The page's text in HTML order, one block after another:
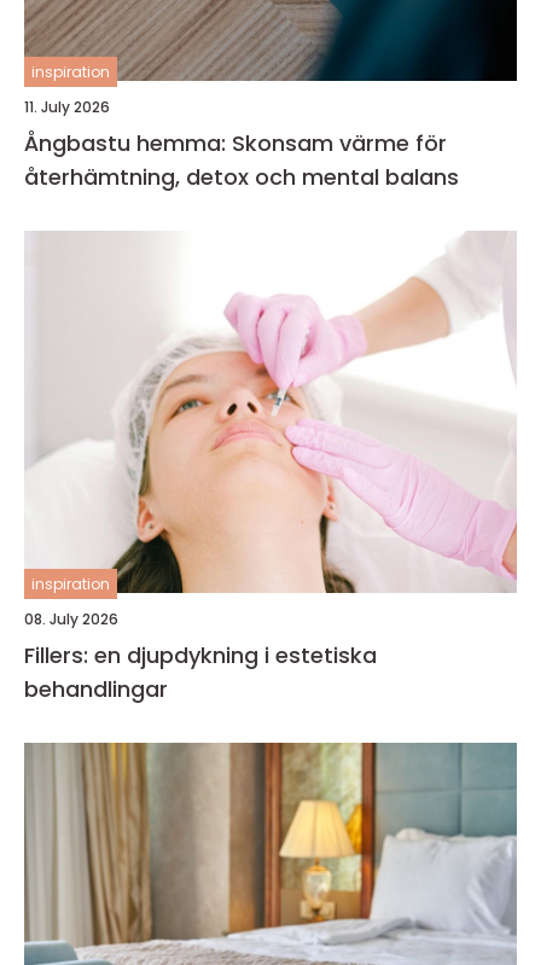
inspiration
11. July 2026
Ångbastu hemma: Skonsam värme för
återhämtning, detox och mental balans
inspiration
08. July 2026
Fillers: en djupdykning i estetiska
behandlingar